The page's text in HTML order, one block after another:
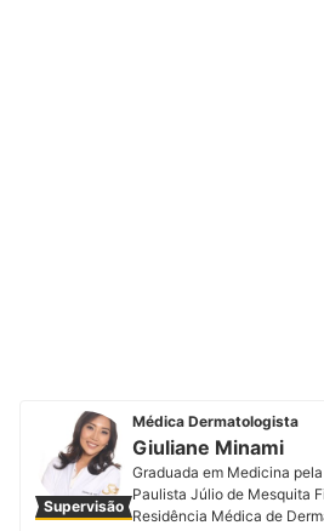
Supervisão
Médica Dermatologista
Giuliane Minami
Graduada em Medicina
Paulista Júlio de Mesquita
Residência Médica de